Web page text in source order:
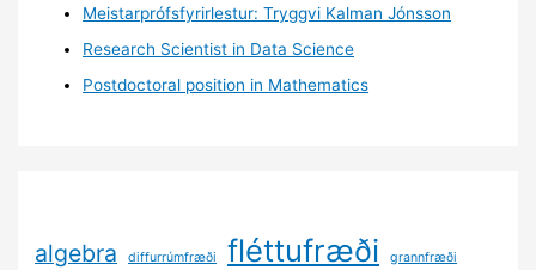
Meistarprófsfyrirlestur: Tryggvi Kalman Jónsson
Research Scientist in Data Science
Postdoctoral position in Mathematics
algebra diffurrúmfræði fléttufræði grannfræði